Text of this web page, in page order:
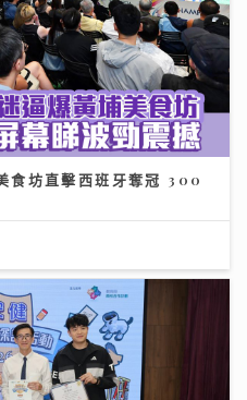
食坊直擊西班牙奪冠 300